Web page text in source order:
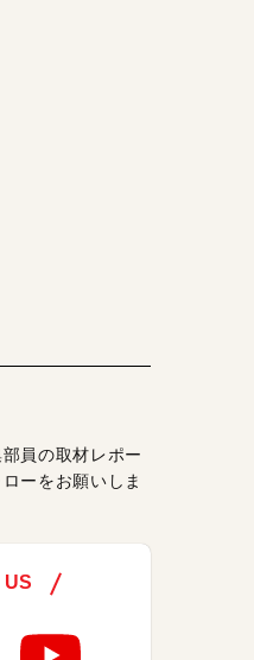
員の取材レポー
ーをお願いしま
US